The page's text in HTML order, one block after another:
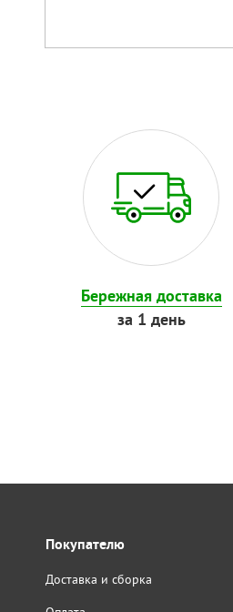
Бережная доставка
за 1 день
Покупателю
Доставка и сборка